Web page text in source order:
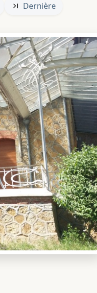
Dernière